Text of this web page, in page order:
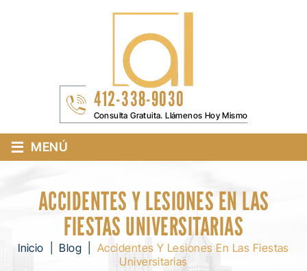
412-338-9030
Consulta Gratuita. Llámenos Hoy Mismo
≡ MENÚ
ACCIDENTES Y LESIONES EN LAS
FIESTAS UNIVERSITARIAS
Inicio Blog
Accidentes Y Lesiones En Las Fiestas
Universitarias